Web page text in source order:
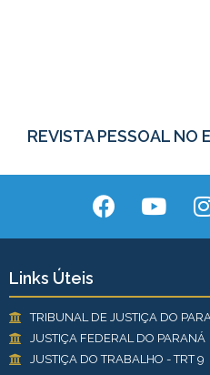
REVISTA PESSOAL NO
Links Úteis
TRIBUNAL DE JUSTIÇA DO
JUSTIÇA FEDERAL DO PARANÁ
JUSTIÇA DO TRABALHO - TRT 9